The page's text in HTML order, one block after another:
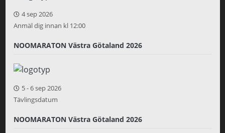
4 sep 2026
Anmäl dig innan kl 12:00
NOOMARATON Västra Götaland 2026
5-6 sep 2026
Tävlingsdatum
NOOMARATON Västra Götaland 2026